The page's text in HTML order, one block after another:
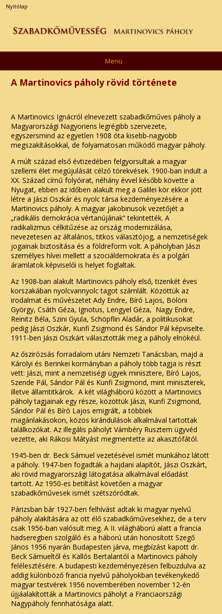
Nyitólap
Menü
A Martinovics páholy rövid története
A Martinovics Ignácról elnevezett szabadkőműves páholy a
Magyarországi Nagyoriens legrégibb szervezete,
egyszersmind az egyetlen 1908 óta kisebb‑nagyobb
megszakításokkal, de folyamatosan működő magyar páholy.
A múlt század első évtizedében felgyorsultak a magyar
szellemi élet megújulását célzó törekvések. 1900-ban indult a
XX. Század című folyóirat, néhány évvel később követte a
Nyugat, ebben az időben alakult meg a Galilei kör ekkor jött
létre a Jászi Oszkár és nyolc társa kezdeményezésére a
Martinovics páholy. A magyar jakobinusok vezetőjét a
„radikális demokrácia vértanújának” tekintették. A
radikalizmus célkitűzése az ország modernizálása,
nevezetesen az általános, titkos választójog, a nemzetiségek
jogainak biztosítása és a földreform volt. A páholyban Jászi
személyes hívei mellett a szociáldemokrata és a polgári
áramlatok képviselői is helyet foglaltak.
Az 1908‑ban alakult Martinovics páholy első, tizenkét éves
korszakában nyolcvannyolc tagot számlált. Közöttük az
irodalmat és művészetet Ady Endre, Bíró Lajos, Bölöni
György, Csáth Géza, Ignotus, Lengyel Géza, Nagy Endre,
Reinitz Béla, Szini Gyula, Schöpflin Aladár, a politikusokat
pedig Jászi Oszkár, Kunfi Zsigmond és Sándor Pál képviselte.
1911‑ben Jászi Oszkárt választották meg a páholy elnökéül.
Az őszirózsás forradalom utáni Nemzeti Tanácsban, majd a
Károlyi és Berinkei kormányban a páholy több tagja is részt
vett: Jászi, mint a nemzetiségi ügyek minisztere, Bíró Lajos,
Szende Pál, Sándor Pál és Kunfi Zsigmond, mint miniszterek,
illetve államtitkárok. A két világháború között a Martinovics
páholy tagjainak egy része, közöttük Jászi, Kunfi Zsigmond,
Sándor Pál és Bíró Lajos emigrált, a többiek
magánlakásokon, közös kirándulások alkalmával tartottak
találkozókat. Az illegális páholyt Vámbéry Rusztem ügyvéd
vezette, aki Rákosi Mátyást megmentette az akasztófától.
1945‑ben dr. Beck Sámuel vezetésével ismét munkához látott
a páholy. 1947‑ben fogadták a hajdani alapítót, Jászi Oszkárt,
aki rövid magyarországi látogatása alkalmával előadást
tartott. Az 1950‑es betiltást követően a magyar
szabadkőművesek ismét szétszóródtak.
Párizsban bár 1927‑ben felhívást adtak ki magyar nyelvű
páholy alakítására az ott élő szabadkőművesekhez, de a terv
csak 1956‑ban valósult meg. A II. világháború alatt a francia
hadseregben szolgáló és a háború után honosított Szegő
János 1956 nyarán Budapesten járva, megbízást kapott dr.
Beck Sámueltől és Kallós Bertalantól a Martinovics páholy
felélesztésére. A budapesti kezdeményezésen felbuzdulva az
addig különböző francia nyelvű páholyokban tevékenykedő
magyar testvérek 1956 novemberében november 12‑én
újjáalakították a Martinovics páholyt a Franciaországi
Nagypáholy fennhatósága alatt.